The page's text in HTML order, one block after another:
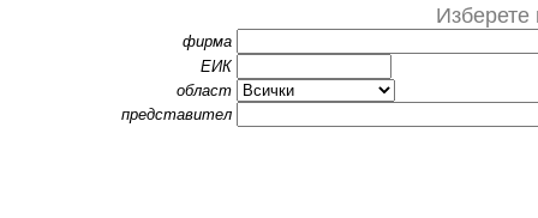
Изберете
фирма
ЕИК
област
представител